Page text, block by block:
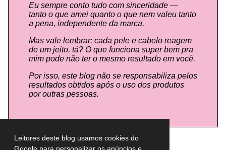
Leitores deste blog usamos cookies do
Eu sempre conto tudo com sinceridade —
tanto o que amei quanto o que nem valeu tanto
a pena, independente da marca.
Mas vale lembrar: cada pele e cabelo reagem
de um jeito, tá? O que funciona super bem pra
mim pode não ter o mesmo resultado em você.
Por isso, este blog não se responsabiliza pelos
resultados obtidos após o uso dos produtos
por outras pessoas.